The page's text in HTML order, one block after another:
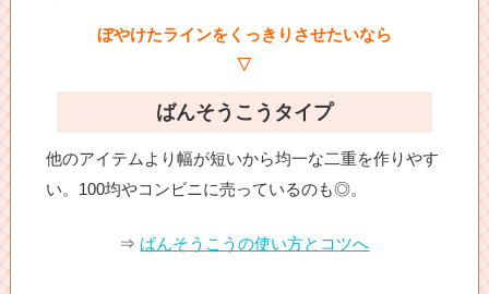
ぼやけたラインをくっきりさせたいなら
▽
ばんそうこうタイプ
他のアイテムより幅が短いから均一な二重を作りやす
い。100均やコンビニに売っているのも◎。
⇒ ばんそうこうの使い方とコツへ